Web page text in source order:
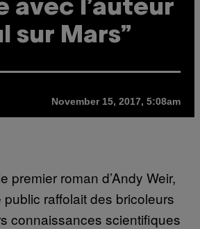
avec l’auteur
sur Mars”
November 15, 2017, 5:08am
premier roman d’Andy Weir,
raffolait des bricoleurs
connaissances scientifiques